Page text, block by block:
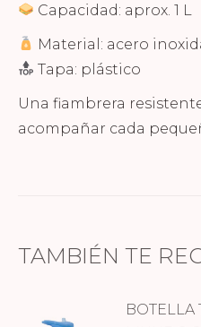
Capacidad: aprox. 1 L
Material: acero
Tapa: plástico
Una fiambrera
acompañar cada
TAMBIÉN TE
BOTELLA